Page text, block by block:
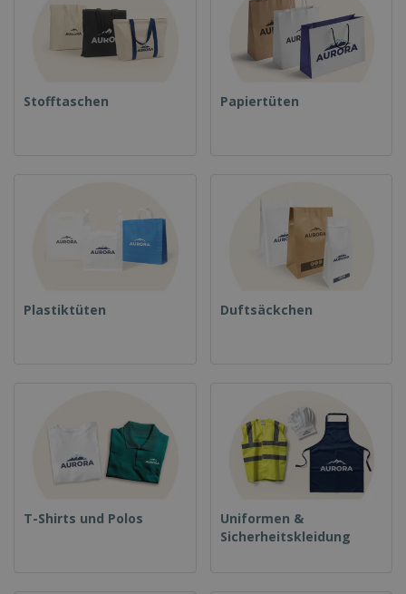
Stofftaschen Papiertüten
Plastiktüten Duftsäckchen
T-Shirts und Polos
Uniformen &
Sicherheitskleidung